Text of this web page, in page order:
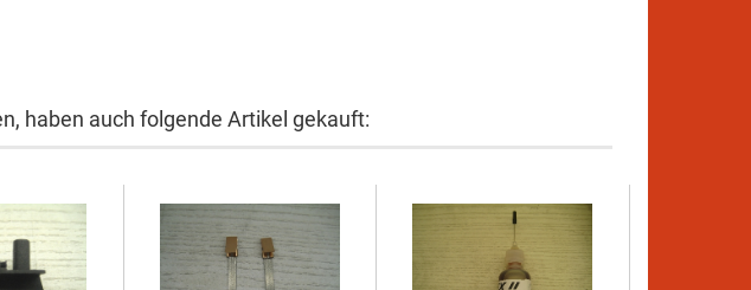
haben auch folgende Artikel gekauft: